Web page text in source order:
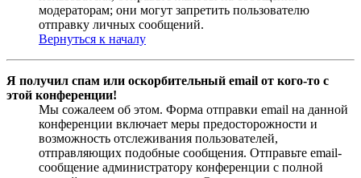
модераторам; они могут запретить пользователю
отправку личных сообщений.
Вернуться к началу
Я получил спам или оскорбительный email от кого-то с
этой конференции!
Мы сожалеем об этом. Форма отправки email на данной
конференции включает меры предосторожности и
возможность отслеживания пользователей,
отправляющих подобные сообщения. Отправьте email-
сообщение администратору конференции с полной